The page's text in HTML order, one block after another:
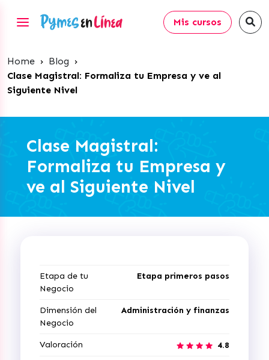
Mis cursos
Home › Blog ›
Clase Magistral: Formaliza tu Empresa y ve al
Siguiente Nivel
Clase Magistral:
Formaliza tu Empresa y
ve al Siguiente Nivel
Etapa de tu
Negocio
Etapa primeros pasos
Dimensión del
Negocio
Administración y finanzas
Valoración 4.8